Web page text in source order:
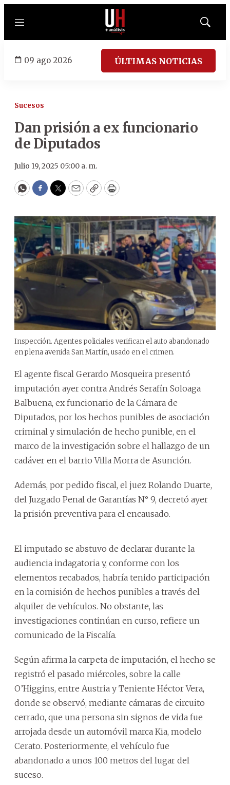
Menú
Mostrar
09 ago 2026 ÚLTIMAS NOTICIAS
Sucesos
Dan prisión a ex funcionario
de Diputados
Julio 19, 2025 05:00 a. m.
WhatsApp
Facebook
Twitter
EmailCopyPrint
Inspección. Agentes policiales verifican el auto abandonado
en plena avenida San Martín, usado en el crimen.
El agente fiscal Gerardo Mosqueira presentó
imputación ayer contra Andrés Serafín Soloaga
Balbuena, ex funcionario de la Cámara de
Diputados, por los hechos punibles de asociación
criminal y simulación de hecho punible, en el
marco de la investigación sobre el hallazgo de un
cadáver en el barrio Villa Morra de Asunción.
Además, por pedido fiscal, el juez Rolando Duarte,
del Juzgado Penal de Garantías N° 9, decretó ayer
la prisión preventiva para el encausado.
El imputado se abstuvo de declarar durante la
audiencia indagatoria y, conforme con los
elementos recabados, habría tenido participación
en la comisión de hechos punibles a través del
alquiler de vehículos. No obstante, las
investigaciones continúan en curso, refiere un
comunicado de la Fiscalía.
Según afirma la carpeta de imputación, el hecho se
registró el pasado miércoles, sobre la calle
O’Higgins, entre Austria y Teniente Héctor Vera,
donde se observó, mediante cámaras de circuito
cerrado, que una persona sin signos de vida fue
arrojada desde un automóvil marca Kia, modelo
Cerato. Posteriormente, el vehículo fue
abandonado a unos 100 metros del lugar del
suceso.